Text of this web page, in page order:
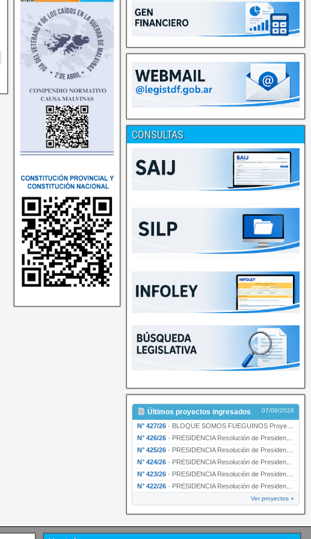
CONSULTAS
Últimos proyectos ingresados 07/08/2026
N° 427/26 · BLOQUE SOMOS FUEGUINOS Proyecto de Declaración declarando de interés provincial PRESIDENCI…
N° 426/26 · PRESIDENCIA Resolución de Presidencia N° 216/26 declarando de interés provincial la labor …
N° 425/26 · PRESIDENCIA Resolución de Presidencia N° 212/26 declarando de interés provincial el “50° A…
N° 424/26 · PRESIDENCIA Resolución de Presidencia Nº 210/26 declarando de interés provincial el proyec…
N° 423/26 · PRESIDENCIA Resolución de Presidencia Nº 209/26 declarando de interés provincial la presen…
N° 422/26 · PRESIDENCIA Resolución de Presidencia N° 200/26 para su ratificación.
Ver proyectos »